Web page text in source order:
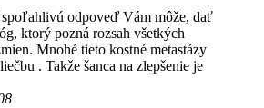
odpoveď Vám môže, dať
ktorý pozná rozsah všetkých
Mnohé tieto kostné metastázy
. Takže šanca na zlepšenie je